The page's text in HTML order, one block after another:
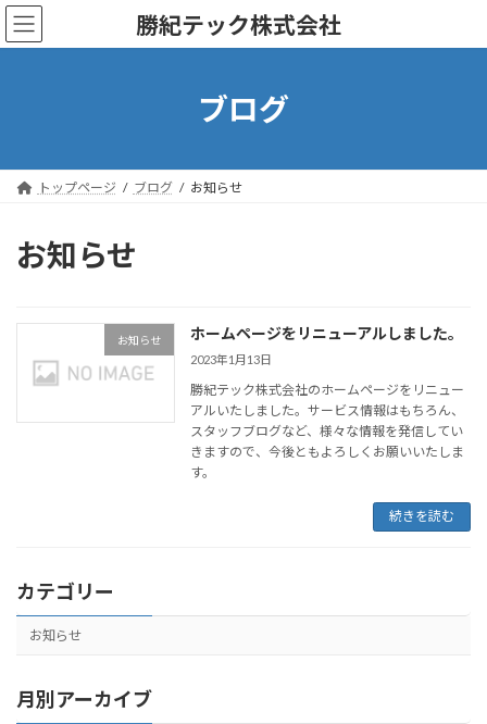
コ
ン
テ
ナ
ビ
ゲ
勝紀テック株式会社
ブログ
トップページ ブログ お知らせ
お知らせ
お知らせ ホームページをリニューアルしました。
2023年1月13日
勝紀テック株式会社のホームページをリニュー
アルいたしました。サービス情報はもちろん、
スタッフブログなど、様々な情報を発信してい
きますので、今後ともよろしくお願いいたしま
す。
続きを読む
カテゴリー
お知らせ
月別アーカイブ